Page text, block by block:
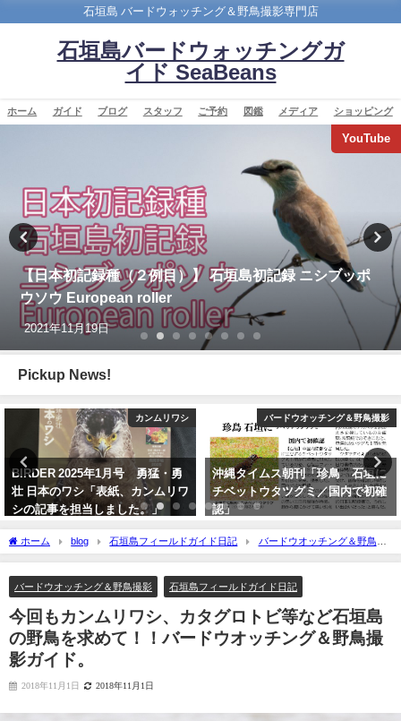
石垣島 バードウォッチング＆野鳥撮影専門店
石垣島バードウォッチングガ
イド SeaBeans
ホーム ガイド ブログ スタッフ ご予約 図鑑 メディア ショッピング
バードウオッチング＆野鳥撮影
沖縄タイムス 3月1日朝刊 マキバタヒバリ石垣飛来
2026年3月1日
Pickup News!
バードウオッチング＆野鳥撮影
沖縄タイムス朝刊「珍鳥 石垣に
チベットウタツグミ／国内で初確
認」
YouTube
【枝で休む】ヤツガシラ
Eurasian Hoopoe
2026年3月3日
ホーム blog 石垣島フィールドガイド日記
バードウオッチング＆野鳥撮
影
今回もカンムリワシ、カタグロトビ等など石垣島の野鳥を求めて！！バードウ
バードウオッチング＆野鳥撮影
石垣島フィールドガイド日記
今回もカンムリワシ、カタグロトビ等など石垣島
の野鳥を求めて！！バードウオッチング＆野鳥撮
影ガイド。
2018年11月1日 2018年11月1日